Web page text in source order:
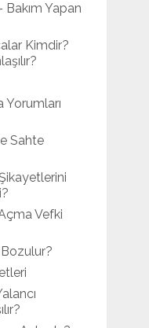
Bakım Yapan
Kimdir?
Yorumları
Sahte
Vefki